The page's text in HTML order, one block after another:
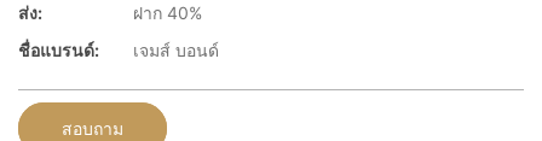
ส่ง:
ฝาก 40%
ชื่อแบรนด์:
เจมส์ บอนด์
สอบถาม